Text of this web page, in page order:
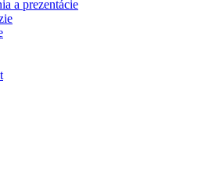
a prezentácie